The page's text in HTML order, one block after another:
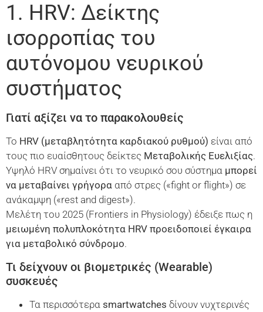
1. HRV: Δείκτης
ισορροπίας του
αυτόνομου νευρικού
συστήματος
Γιατί αξίζει να το παρακολουθείς
Το HRV (μεταβλητότητα καρδιακού ρυθμού) είναι από
τους πιο ευαίσθητους δείκτες Μεταβολικής Ευελιξίας.
Υψηλό HRV σημαίνει ότι το νευρικό σου σύστημα μπορεί
να μεταβαίνει γρήγορα από στρες («fight or flight») σε
ανάκαμψη («rest and digest»).
Μελέτη του 2025 (Frontiers in Physiology) έδειξε πως η
μειωμένη πολυπλοκότητα HRV προειδοποιεί έγκαιρα
για μεταβολικό σύνδρομο.
Τι δείχνουν οι βιομετρικές (Wearable)
συσκευές
Τα περισσότερα smartwatches δίνουν νυχτερινές